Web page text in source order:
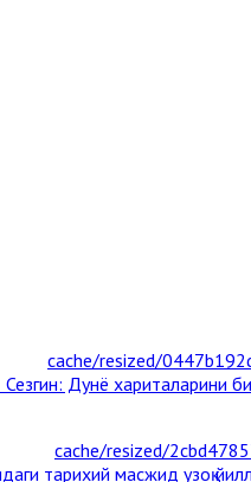
Дунё хариталарини
тарихий масжид узоқ